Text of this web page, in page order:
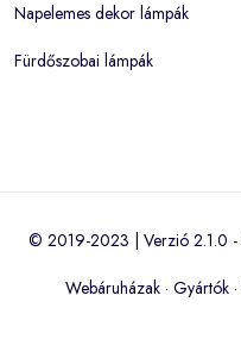
Napelemes dekor lámpák
Fürdőszobai lámpák
© 2019-2023 | Verzió 2.1.0 -
Webáruházak · Gyártók ·